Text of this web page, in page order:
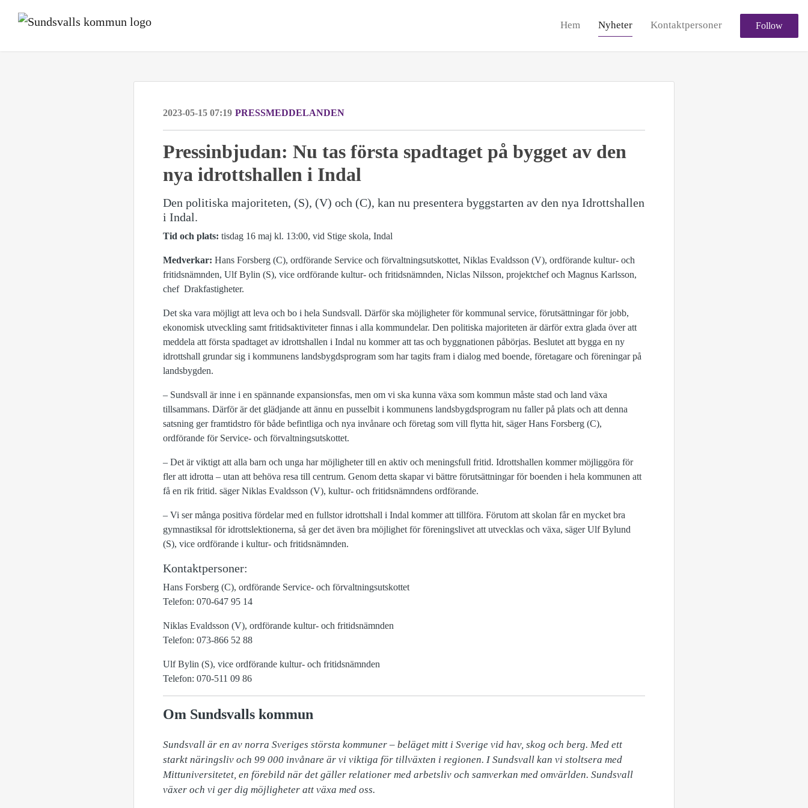
Hem Nyheter Kontaktpersoner Follow
2023-05-15 07:19 PRESSMEDDELANDEN
Pressinbjudan: Nu tas första spadtaget på bygget av den
nya idrottshallen i Indal
Den politiska majoriteten, (S), (V) och (C), kan nu presentera byggstarten av den nya Idrottshallen
i Indal.
Tid och plats: tisdag 16 maj kl. 13:00, vid Stige skola, Indal
Medverkar: Hans Forsberg (C), ordförande Service och förvaltningsutskottet, Niklas Evaldsson (V), ordförande kultur- och
fritidsnämnden, Ulf Bylin (S), vice ordförande kultur- och fritidsnämnden, Niclas Nilsson, projektchef och Magnus Karlsson,
chef Drakfastigheter.
Det ska vara möjligt att leva och bo i hela Sundsvall. Därför ska möjligheter för kommunal service, förutsättningar för jobb,
ekonomisk utveckling samt fritidsaktiviteter finnas i alla kommundelar. Den politiska majoriteten är därför extra glada över att
meddela att första spadtaget av idrottshallen i Indal nu kommer att tas och byggnationen påbörjas. Beslutet att bygga en ny
idrottshall grundar sig i kommunens landsbygdsprogram som har tagits fram i dialog med boende, företagare och föreningar på
landsbygden.
– Sundsvall är inne i en spännande expansionsfas, men om vi ska kunna växa som kommun måste stad och land växa
tillsammans. Därför är det glädjande att ännu en pusselbit i kommunens landsbygdsprogram nu faller på plats och att denna
satsning ger framtidstro för både befintliga och nya invånare och företag som vill flytta hit, säger Hans Forsberg (C),
ordförande för Service- och förvaltningsutskottet.
– Det är viktigt att alla barn och unga har möjligheter till en aktiv och meningsfull fritid. Idrottshallen kommer möjliggöra för
fler att idrotta – utan att behöva resa till centrum. Genom detta skapar vi bättre förutsättningar för boenden i hela kommunen att
få en rik fritid. säger Niklas Evaldsson (V), kultur- och fritidsnämndens ordförande.
– Vi ser många positiva fördelar med en fullstor idrottshall i Indal kommer att tillföra. Förutom att skolan får en mycket bra
gymnastiksal för idrottslektionerna, så ger det även bra möjlighet för föreningslivet att utvecklas och växa, säger Ulf Bylund
(S), vice ordförande i kultur- och fritidsnämnden.
Kontaktpersoner:
Hans Forsberg (C), ordförande Service- och förvaltningsutskottet
Telefon: 070-647 95 14
Niklas Evaldsson (V), ordförande kultur- och fritidsnämnden
Telefon: 073-866 52 88
Ulf Bylin (S), vice ordförande kultur- och fritidsnämnden
Telefon: 070-511 09 86
Om Sundsvalls kommun
Sundsvall är en av norra Sveriges största kommuner – beläget mitt i Sverige vid hav, skog och berg. Med ett
starkt näringsliv och 99 000 invånare är vi viktiga för tillväxten i regionen. I Sundsvall kan vi stoltsera med
Mittuniversitetet, en förebild när det gäller relationer med arbetsliv och samverkan med omvärlden. Sundsvall
växer och vi ger dig möjligheter att växa med oss.